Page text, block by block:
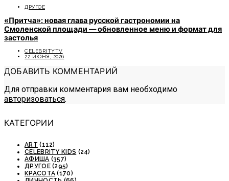
ДРУГОЕ
«Притча»: новая глава русской гастрономии на
Смоленской площади — обновленное меню и формат для
застолья
CELEBRITYTV
22 ИЮНЯ, 2026
ДОБАВИТЬ КОММЕНТАРИЙ
Для отправки комментария вам необходимо
авторизоваться.
КАТЕГОРИИ
ART (112)
CELEBRITY KIDS (24)
АФИША (357)
ДРУГОЕ(295)
КРАСОТА (170)